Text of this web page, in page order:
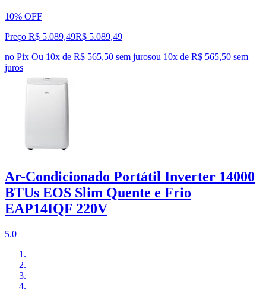
10% OFF
Preço R$ 5.089,49R$ 5.089,49
no Pix Ou 10x de R$ 565,50 sem jurosou 10x de R$ 565,50 sem
juros
Ar-Condicionado Portátil Inverter 14000
BTUs EOS Slim Quente e Frio
EAP14IQF 220V
5.0